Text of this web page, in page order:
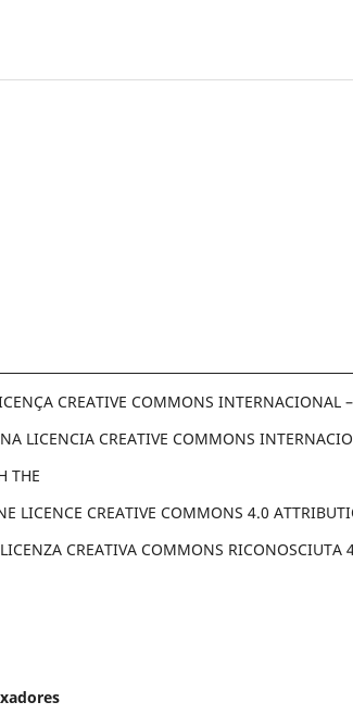
CREATIVE COMMONS INTERNACIONAL
LICENCIA CREATIVE COMMONS
THE
LICENCE CREATIVE COMMONS 4.0
LICENZA CREATIVA COMMONS